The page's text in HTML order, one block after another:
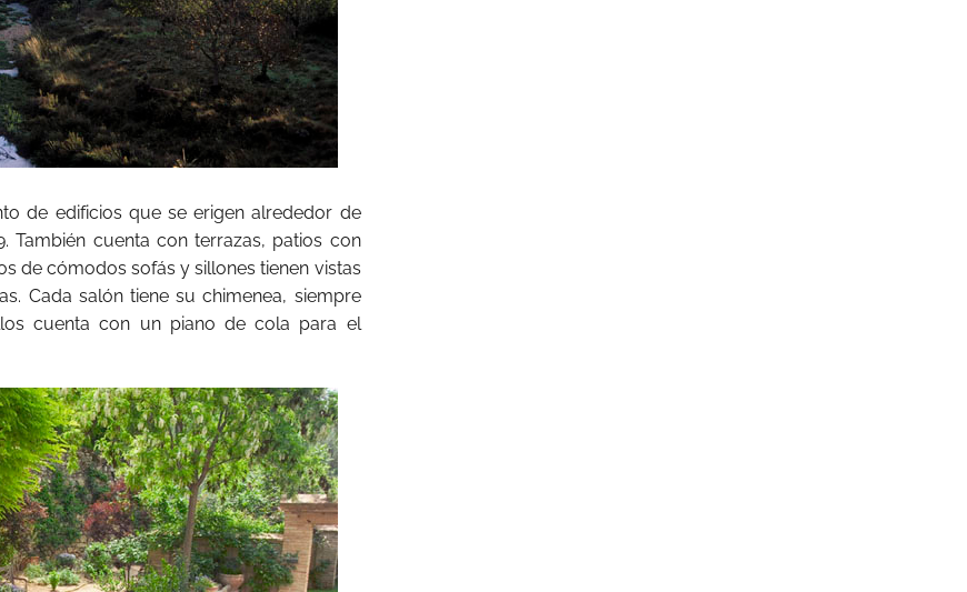
de edificios que se erigen alrededor de
También cuenta con terrazas, patios con
de cómodos sofás y sillones tienen vistas
Cada salón tiene su chimenea, siempre
cuenta con un piano de cola para el